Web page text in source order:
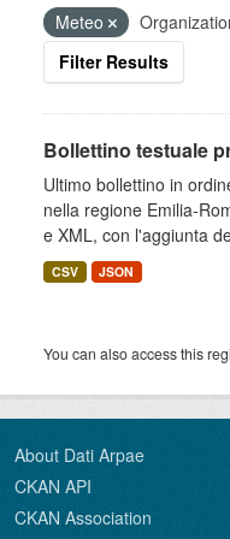
Meteo
Filter Results
Bollettino testuale
Ultimo bollettino in
nella regione Emilia-
e XML, con l'aggiunta
CSV JSON
You can also access this
About Dati Arpae
CKAN API
CKAN Association